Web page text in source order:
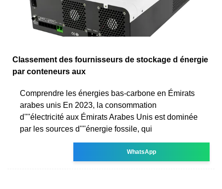
Classement des fournisseurs de stockage d énergie
par conteneurs aux
Comprendre les énergies bas-carbone en Émirats
arabes unis En 2023, la consommation
d''''électricité aux Émirats Arabes Unis est dominée
par les sources d''''énergie fossile, qui
WhatsApp